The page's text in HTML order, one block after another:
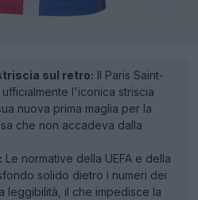
sul retro: Il Paris Saint-
l'iconica striscia
nuova prima maglia per la
che non accadeva dalla
Le normative della UEFA e della
solido dietro i numeri dei
leggibilità, il che impedisce la